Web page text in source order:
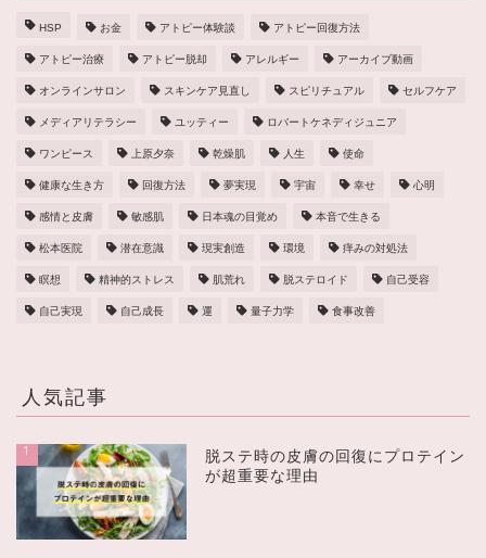
HSP お金 アトピー体験談 アトピー回復方法
アトピー治療 アトピー脱却 アレルギー アーカイブ動画
オンラインサロン スキンケア見直し スピリチュアル セルフケア
メディアリテラシー ユッティー ロバートケネディジュニア
ワンピース 上原夕奈 乾燥肌 人生 使命
健康な生き方 回復方法 夢実現 宇宙 幸せ 心明
感情と皮膚 敏感肌 日本魂の目覚め 本音で生きる
松本医院 潜在意識 現実創造 環境 痒みの対処法
瞑想 精神的ストレス 肌荒れ 脱ステロイド 自己受容
自己実現 自己成長 運 量子力学 食事改善
人気記事
1
脱ステ時の皮膚の回復にプロテイン
が超重要な理由